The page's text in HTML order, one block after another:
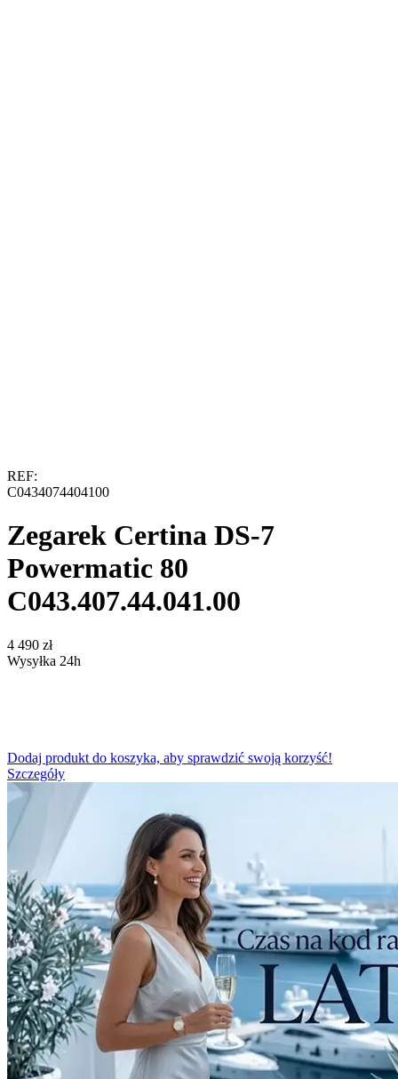
REF:
C0434074404100
Zegarek Certina DS-7
Powermatic 80
C043.407.44.041.00
‍4 490‍ zł
Wysyłka 24h
Dodaj produkt do koszyka, aby sprawdzić swoją korzyść!
Szczegóły